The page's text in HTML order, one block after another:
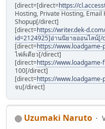
[direct=[direct=https://
Hosting, Private Hosting,
Shopup[/direct]
[direct=https://writer.dek-
id=2124925]อ่านนิยายออนไลน์[/
[direct=https://www.loadgame-
ไฟล์เดียว[/direct]
[direct=https://
100[/direct]
[direct=https://www.loadgame-
จบ[/direct]
Uzumaki Naruto